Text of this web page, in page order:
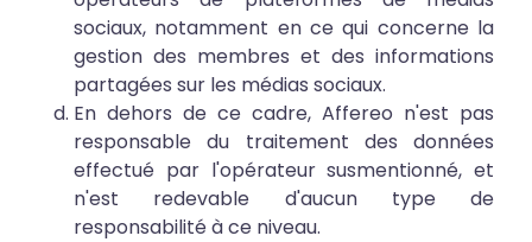
sociaux, notamment en ce qui concerne la
gestion des membres et des informations
partagées sur les médias sociaux.
En dehors de ce cadre, Affereo n'est pas
responsable du traitement des données
effectué par l'opérateur susmentionné, et
n'est redevable d'aucun type de
responsabilité à ce niveau.